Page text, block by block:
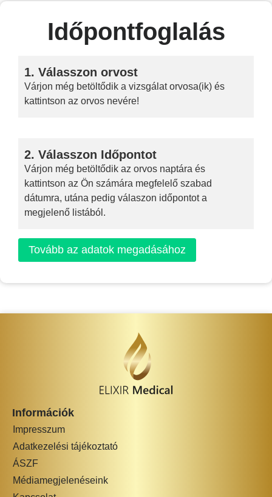
Időpontfoglalás
1. Válasszon orvost
Várjon még betöltődik a vizsgálat orvosa(ik) és
kattintson az orvos nevére!
2. Válasszon Időpontot
Várjon még betöltődik az orvos naptára és
kattintson az Ön számára megfelelő szabad
dátumra, utána pedig válaszon időpontot a
megjelenő listából.
Tovább az adatok megadásához
Információk
Impresszum
Adatkezelési tájékoztató
ÁSZF
Médiamegjelenéseink